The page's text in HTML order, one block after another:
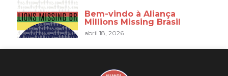
Bem-vindo à Aliança
Millions Missing Brasil
abril 18, 2026